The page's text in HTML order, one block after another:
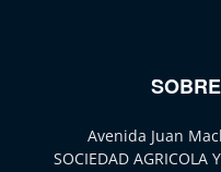
Avenida Juan
SOCIEDAD AGRICOLA